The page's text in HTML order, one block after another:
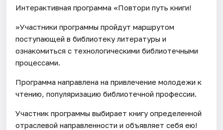
Интерактивная программа «Повтори путь книги!
»Участники программы пройдут маршрутом
поступающей в библиотеку литературы и
ознакомиться с технологическими библиотечными
процессами.
Программа направлена на привлечение молодежи к
чтению, популяризацию библиотечной профессии.
Участник программы выбирает книгу определенной
отраслевой направленности и объявляет себя ею!